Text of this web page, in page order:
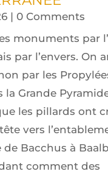
| 0 Comments
monu­ments par
par l’en­vers. On
par les
la Grande
les pillards ont
vers
Bac­chus à
com­ment des